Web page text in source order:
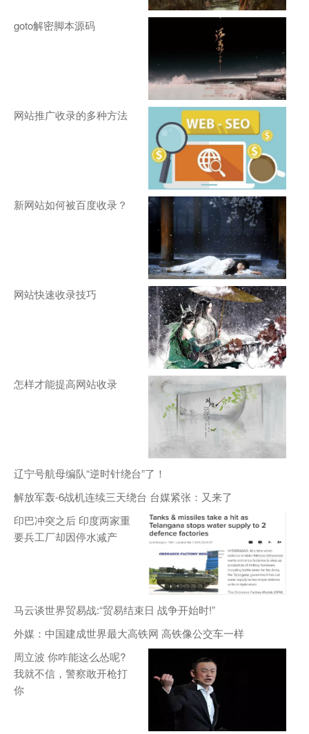
goto解密脚本源码
网站推广收录的多种方法
新网站如何被百度收录？
网站快速收录技巧
怎样才能提高网站收录
辽宁号航母编队“逆时针绕台”了！
解放军轰-6战机连续三天绕台 台媒紧张：又来了
印巴冲突之后 印度两家重
要兵工厂却因停水减产
马云谈世界贸易战:“贸易结束日 战争开始时!”
外媒：中国建成世界最大高铁网 高铁像公交车一样
周立波 你咋能这么怂呢?
我就不信，警察敢开枪打
你